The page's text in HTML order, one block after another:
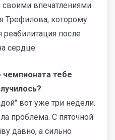
впечатлениями
Трефилова, которому
реабилитация после
сердце.
чемпионата тебе
вот уже три недели.
проблема. С пяточной
давно, а сильно